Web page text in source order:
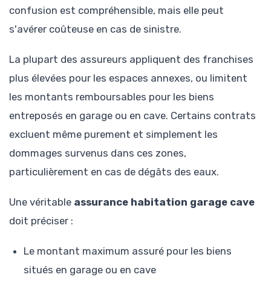
confusion est compréhensible, mais elle peut
s'avérer coûteuse en cas de sinistre.
La plupart des assureurs appliquent des franchises
plus élevées pour les espaces annexes, ou limitent
les montants remboursables pour les biens
entreposés en garage ou en cave. Certains contrats
excluent même purement et simplement les
dommages survenus dans ces zones,
particulièrement en cas de dégâts des eaux.
Une véritable assurance habitation garage cave
doit préciser :
Le montant maximum assuré pour les biens
situés en garage ou en cave